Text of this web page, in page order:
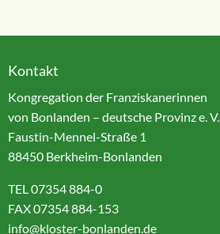
Kontakt
Kongregation der Franziskanerinnen
von Bonlanden – deutsche Provinz e. V.
Faustin-Mennel-Straße 1
88450 Berkheim-Bonlanden
TEL 07354 884-0
FAX 07354 884-153
info@kloster-bonlanden.de